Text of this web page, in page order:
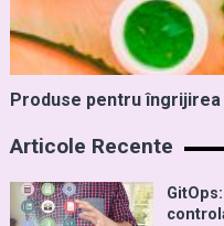
Produse pentru
Articole Recente